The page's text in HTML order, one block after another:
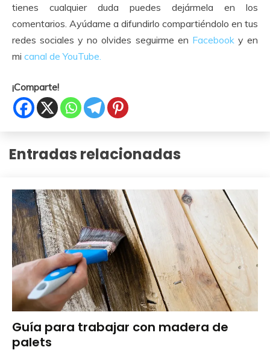
tienes cualquier duda puedes dejármela en los
comentarios. Ayúdame a difundirlo compartiéndolo en tus
redes sociales y no olvides seguirme en Facebook y en
mi canal de YouTube.
¡Comparte!
Entradas relacionadas
Bricolaje
Guía para trabajar con madera de
palets